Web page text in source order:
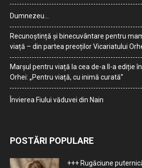
Dumnezeu…
Recunoștință și binecuvântare pentru
viață – din partea preoților Vicariatului
Marșul pentru viață la cea de-a II-a ediție
Orhei: „Pentru viață, cu inimă curată”
Învierea Fiului văduvei din Nain
POSTĂRI POPULARE
+++ Rugăciune